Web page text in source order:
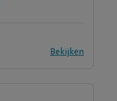
Bekijken